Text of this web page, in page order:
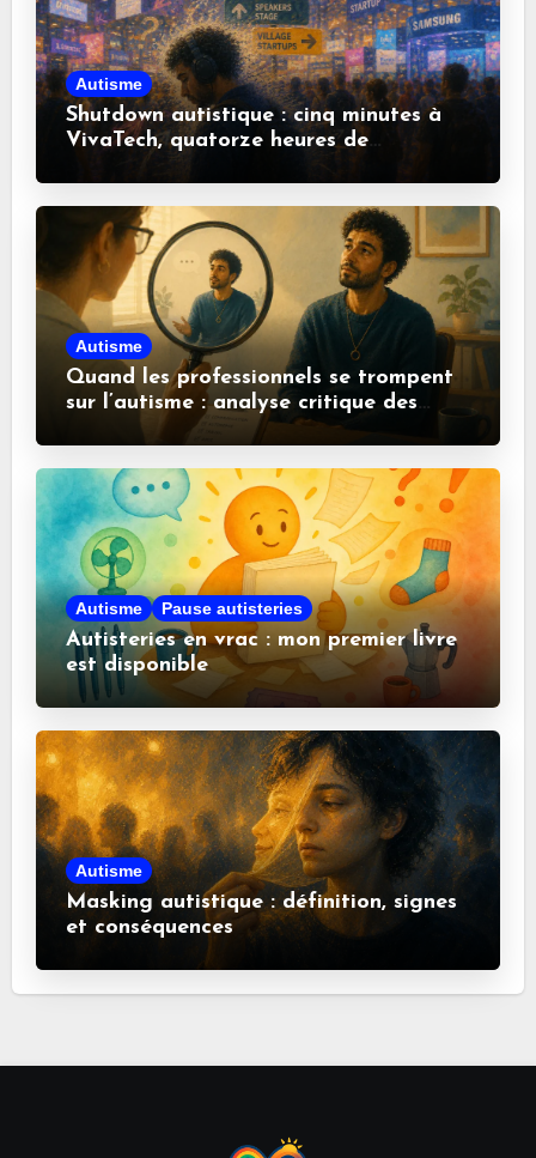
Autisme
Shutdown autistique : cinq minutes à
VivaTech, quatorze heures de
récupération
Autisme
Quand les professionnels se trompent
sur l’autisme : analyse critique des
idées reçues
Autisme Pause autisteries
Autisteries en vrac : mon premier livre
est disponible
Autisme
Masking autistique : définition, signes
et conséquences